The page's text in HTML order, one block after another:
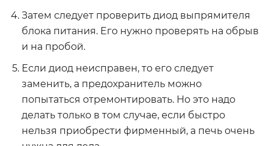
Затем следует проверить диод выпрямителя
блока питания. Его нужно проверять на обрыв
и на пробой.
Если диод неисправен, то его следует
заменить, а предохранитель можно
попытаться отремонтировать. Но это надо
делать только в том случае, если быстро
нельзя приобрести фирменный, а печь очень